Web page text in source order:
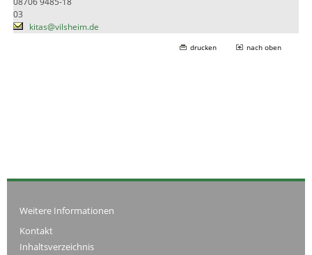
03
kitas@vilsheim.de
drucken nach oben
Weitere Informationen
Kontakt
Inhaltsverzeichnis